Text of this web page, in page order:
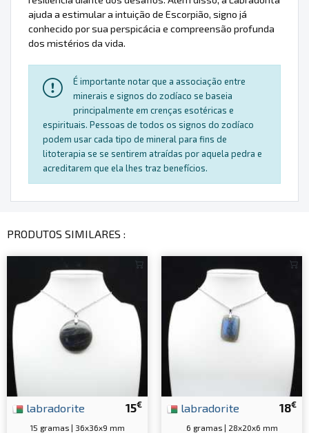
ajuda a estimular a intuição de Escorpião, signo já
conhecido por sua perspicácia e compreensão profunda
dos mistérios da vida.
É importante notar que a associação entre
minerais e signos do zodíaco se baseia
principalmente em crenças esotéricas e
espirituais. Pessoas de todos os signos do zodíaco
podem usar cada tipo de mineral para fins de
litoterapia se se sentirem atraídas por aquela pedra e
acreditarem que ela lhes traz benefícios.
PRODUTOS SIMILARES :
15€
labradorite
15 gramas | 36x36x9 mm
18€
labradorite
6 gramas | 28x20x6 mm